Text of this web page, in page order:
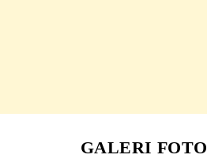
GALERI FOTO